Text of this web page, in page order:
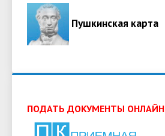
Пушкинская карта
ПОДАТЬ ДОКУМЕНТЫ ОНЛАЙН